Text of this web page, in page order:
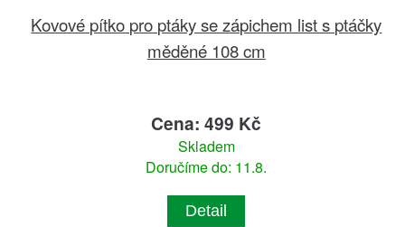
Kovové pítko pro ptáky se zápichem list s ptáčky
měděné 108 cm
Cena: 499 Kč
Skladem
Doručíme do: 11.8.
Detail